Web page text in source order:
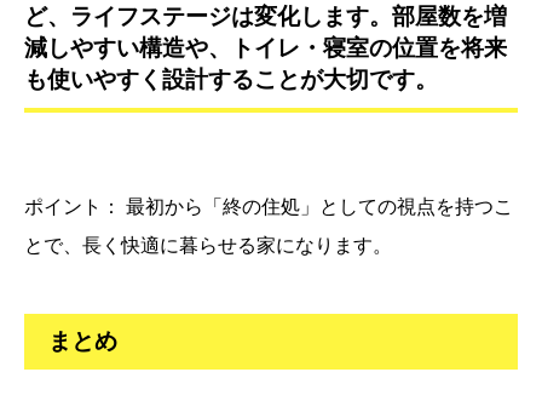
ど、ライフステージは変化します。部屋数を増
減しやすい構造や、トイレ・寝室の位置を将来
も使いやすく設計することが大切です。
ポイント： 最初から「終の住処」としての視点を持つこ
とで、長く快適に暮らせる家になります。
まとめ